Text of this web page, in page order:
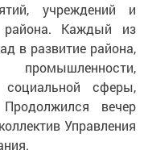
учреждений и
района. Каждый из
в развитие района,
социальной сферы,
вечер
Управления